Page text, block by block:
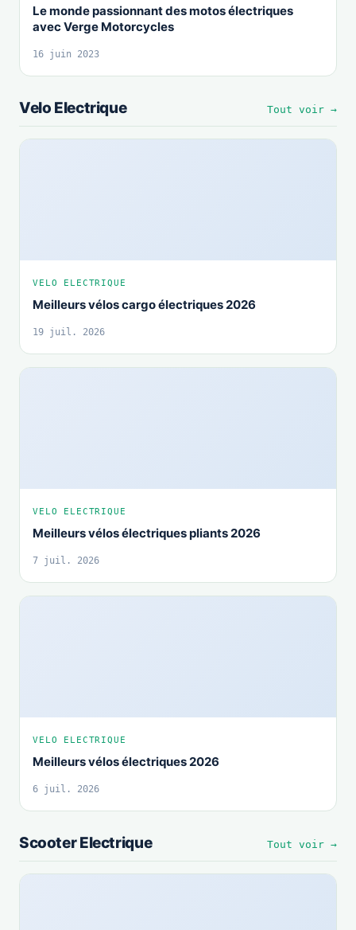
Le monde passionnant des motos électriques
avec Verge Motorcycles
16 juin 2023
Velo Electrique Tout voir →
VELO ELECTRIQUE
Meilleurs vélos cargo électriques 2026
19 juil. 2026
VELO ELECTRIQUE
Meilleurs vélos électriques pliants 2026
7 juil. 2026
VELO ELECTRIQUE
Meilleurs vélos électriques 2026
6 juil. 2026
Scooter Electrique Tout voir →